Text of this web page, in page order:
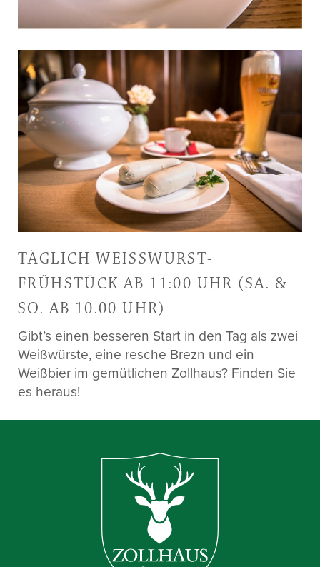
TÄGLICH WEISSWURST-F
RÜHSTÜCK AB 11:00 UHR (SA. & S
O. AB 10.00 UHR)
Gibt’s einen besseren Start in den Tag als zwei
Weißwürste, eine resche Brezn und ein
Weißbier im gemütlichen Zollhaus? Finden Sie
es heraus!